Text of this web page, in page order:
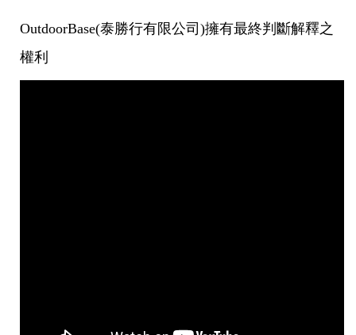
OutdoorBase(泰勝行有限公司)擁有最終判斷解釋之
權利